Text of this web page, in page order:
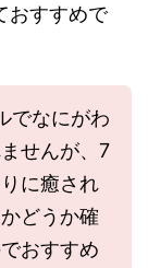
おすすめで
でなにがわ
せんが、7
に癒され
どうか確
おすすめ